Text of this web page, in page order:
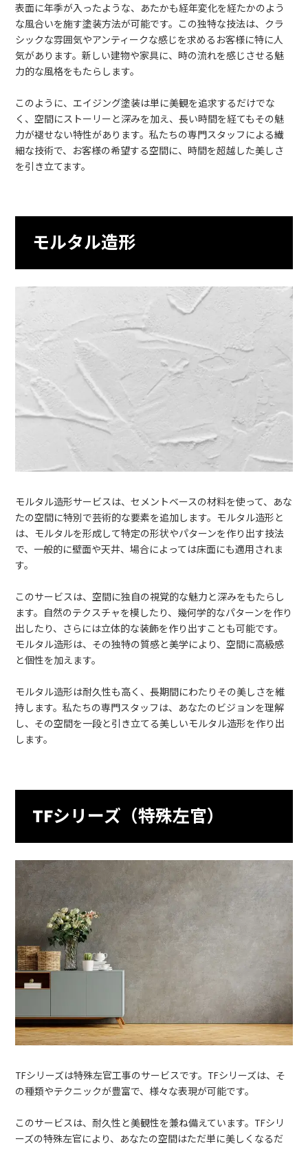
表面に年季が入ったような、あたかも経年変化を経たかのよう
な風合いを施す塗装方法が可能です。この独特な技法は、クラ
シックな雰囲気やアンティークな感じを求めるお客様に特に人
気があります。新しい建物や家具に、時の流れを感じさせる魅
力的な風格をもたらします。
このように、エイジング塗装は単に美観を追求するだけでな
く、空間にストーリーと深みを加え、長い時間を経てもその魅
力が褪せない特性があります。私たちの専門スタッフによる繊
細な技術で、お客様の希望する空間に、時間を超越した美しさ
を引き立てます。
モルタル造形
モルタル造形サービスは、セメントベースの材料を使って、あな
たの空間に特別で芸術的な要素を追加します。モルタル造形と
は、モルタルを形成して特定の形状やパターンを作り出す技法
で、一般的に壁面や天井、場合によっては床面にも適用されま
す。
このサービスは、空間に独自の視覚的な魅力と深みをもたらし
ます。自然のテクスチャを模したり、幾何学的なパターンを作り
出したり、さらには立体的な装飾を作り出すことも可能です。
モルタル造形は、その独特の質感と美学により、空間に高級感
と個性を加えます。
モルタル造形は耐久性も高く、長期間にわたりその美しさを維
持します。私たちの専門スタッフは、あなたのビジョンを理解
し、その空間を一段と引き立てる美しいモルタル造形を作り出
します。
TFシリーズ（特殊左官）
TFシリーズは特殊左官工事のサービスです。TFシリーズは、そ
の種類やテクニックが豊富で、様々な表現が可能です。
このサービスは、耐久性と美観性を兼ね備えています。TFシリ
ーズの特殊左官により、あなたの空間はただ単に美しくなるだ